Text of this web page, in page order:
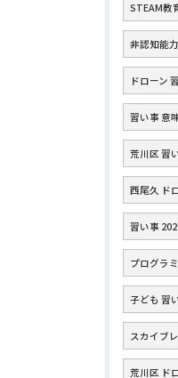
STEAM教
非認知能力
ドローン
習い事 意
荒川区 習
西尾久 ド
習い事
プログラ
子ども 習
スカイブ
荒川区 ド